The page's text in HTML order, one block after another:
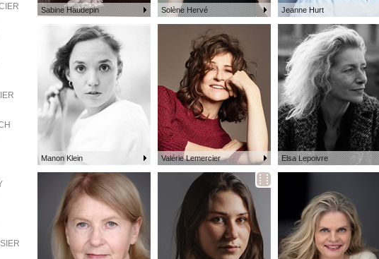
Sabine Haudepin Solène Hervé Jeanne Hurt
Manon Klein Valérie Lemercier Elsa Lepoivre